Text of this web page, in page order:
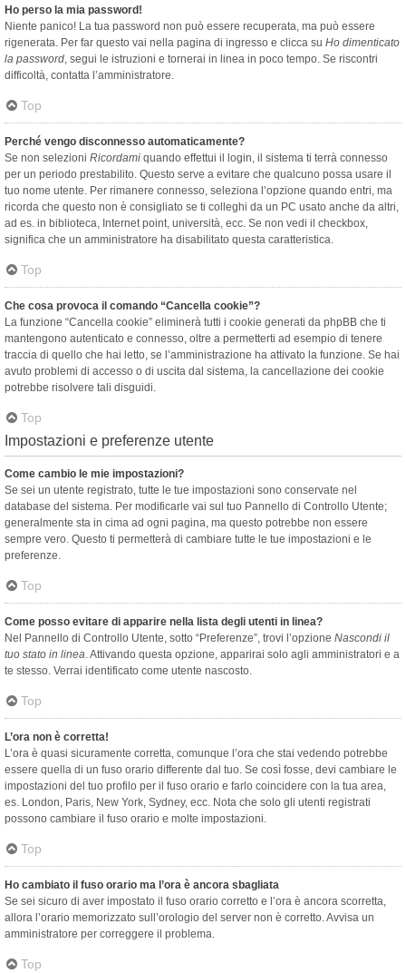
Ho perso la mia password!
Niente panico! La tua password non può essere recuperata, ma può essere
rigenerata. Per far questo vai nella pagina di ingresso e clicca su Ho dimenticato
la password, segui le istruzioni e tornerai in linea in poco tempo. Se riscontri
difficoltà, contatta l’amministratore.
Top
Perché vengo disconnesso automaticamente?
Se non selezioni Ricordami quando effettui il login, il sistema ti terrà connesso
per un periodo prestabilito. Questo serve a evitare che qualcuno possa usare il
tuo nome utente. Per rimanere connesso, seleziona l’opzione quando entri, ma
ricorda che questo non è consigliato se ti colleghi da un PC usato anche da altri,
ad es. in biblioteca, Internet point, università, ecc. Se non vedi il checkbox,
significa che un amministratore ha disabilitato questa caratteristica.
Top
Che cosa provoca il comando “Cancella cookie”?
La funzione “Cancella cookie” eliminerà tutti i cookie generati da phpBB che ti
mantengono autenticato e connesso, oltre a permetterti ad esempio di tenere
traccia di quello che hai letto, se l’amministrazione ha attivato la funzione. Se hai
avuto problemi di accesso o di uscita dal sistema, la cancellazione dei cookie
potrebbe risolvere tali disguidi.
Top
Impostazioni e preferenze utente
Come cambio le mie impostazioni?
Se sei un utente registrato, tutte le tue impostazioni sono conservate nel
database del sistema. Per modificarle vai sul tuo Pannello di Controllo Utente;
generalmente sta in cima ad ogni pagina, ma questo potrebbe non essere
sempre vero. Questo ti permetterà di cambiare tutte le tue impostazioni e le
preferenze.
Top
Come posso evitare di apparire nella lista degli utenti in linea?
Nel Pannello di Controllo Utente, sotto “Preferenze”, trovi l’opzione Nascondi il
tuo stato in linea. Attivando questa opzione, apparirai solo agli amministratori e a
te stesso. Verrai identificato come utente nascosto.
Top
L’ora non è corretta!
L’ora è quasi sicuramente corretta, comunque l’ora che stai vedendo potrebbe
essere quella di un fuso orario differente dal tuo. Se così fosse, devi cambiare le
impostazioni del tuo profilo per il fuso orario e farlo coincidere con la tua area,
es. London, Paris, New York, Sydney, ecc. Nota che solo gli utenti registrati
possono cambiare il fuso orario e molte impostazioni.
Top
Ho cambiato il fuso orario ma l’ora è ancora sbagliata
Se sei sicuro di aver impostato il fuso orario corretto e l’ora è ancora scorretta,
allora l’orario memorizzato sull’orologio del server non è corretto. Avvisa un
amministratore per correggere il problema.
Top